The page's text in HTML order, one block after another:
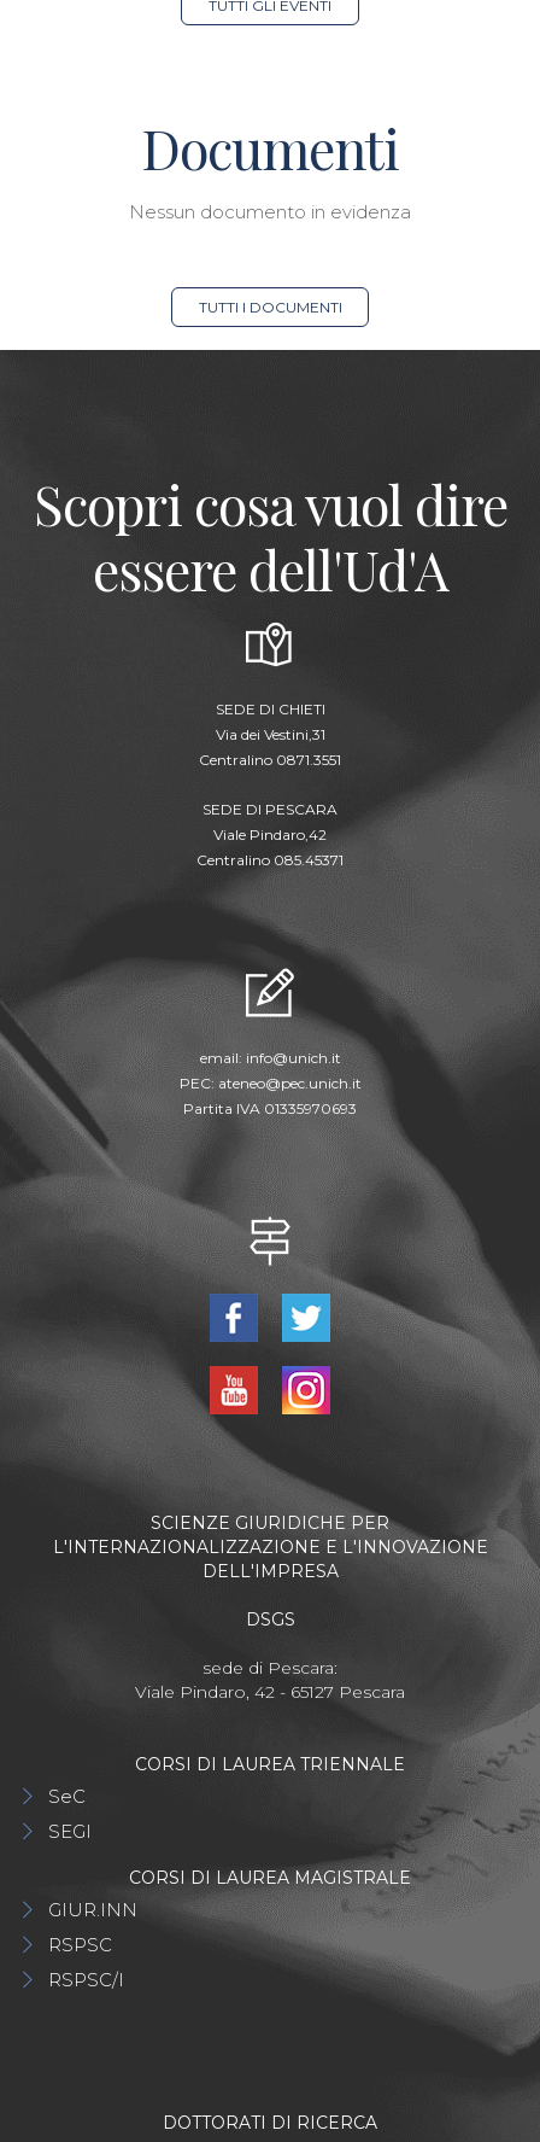
TUTTI GLI EVENTI
Documenti
Nessun documento in evidenza
TUTTI I DOCUMENTI
Scopri cosa vuol dire
essere dell'Ud'A
SEDE DI CHIETI
Via dei Vestini,31
Centralino 0871.3551
SEDE DI PESCARA
Viale Pindaro,42
Centralino 085.45371
email: info@unich.it
PEC: ateneo@pec.unich.it
Partita IVA 01335970693
SCIENZE GIURIDICHE PER
L'INTERNAZIONALIZZAZIONE E L'INNOVAZIONE
DELL'IMPRESA
DSGS
sede di Pescara:
Viale Pindaro, 42 - 65127 Pescara
CORSI DI LAUREA TRIENNALE
SeC
SEGI
CORSI DI LAUREA MAGISTRALE
GIUR.INN
RSPSC
RSPSC/I
DOTTORATI DI RICERCA